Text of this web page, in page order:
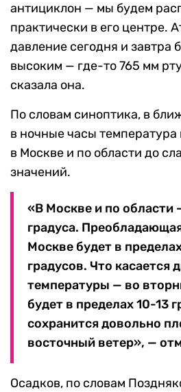
антициклон — мы будем
практически в его центре.
давление сегодня и завтра
высоким — где-то 765 мм
сказала она.
По словам синоптика, в
в ночные часы температура
в Москве и по области до
значений.
«В Москве и по области
градуса.
Москве будет в
градусов. Что касается
температуры — во
будет в пределах 10-13
сохранится довольно
восточный ветер», —
Осадков, по словам